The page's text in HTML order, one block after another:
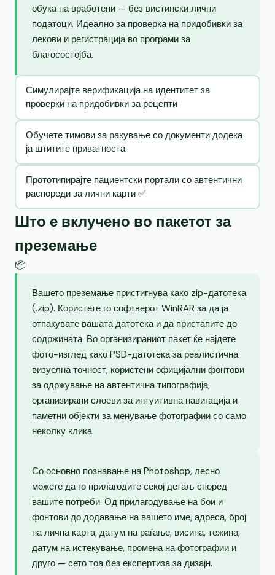
обука на вработени — без вистински лични
податоци. Идеално за проверка на придобивки за
лекови и регистрација во програми за
благосостојба.
Симулирајте верификација на идентитет за
проверки на придобивки за рецепти
Обучете тимови за ракување со документи додека
ја штитите приватноста
Прототипирајте пациентски портали со автентични
распореди за лични карти ✅
Што е вклучено во пакетот за
преземање
📦
Вашето преземање пристигнува како zip-датотека
(.zip). Користете го софтверот WinRAR за да ја
отпакувате вашата датотека и да пристапите до
содржината. Во организираниот пакет ќе најдете
фото-изглед како PSD-датотека за реалистична
визуелна точност, користени официјални фонтови
за одржување на автентична типографија,
организирани слоеви за интуитивна навигација и
паметни објекти за менување фотографии со само
неколку клика.
Со основно познавање на Photoshop, лесно
можете да го прилагодите секој детаљ според
вашите потреби. Од прилагодување на бои и
фонтови до додавање на вашето име, адреса, број
на лична карта, датум на раѓање, висина, тежина,
датум на истекување, промена на фотографии и
друго — сето тоа без експертиза за дизајн.